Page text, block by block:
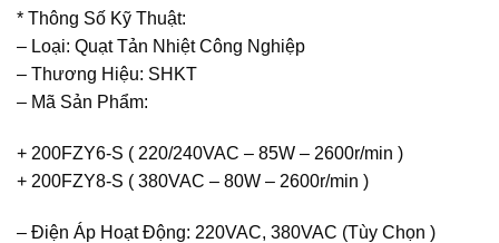
* Thông Số Kỹ Thuật:
– Loại: Quạt Tản Nhiệt Công Nghiệp
– Thương Hiệu: SHKT
– Mã Sản Phẩm:
+ 200FZY6-S ( 220/240VAC – 85W – 2600r/min )
+ 200FZY8-S ( 380VAC – 80W – 2600r/min )
– Điện Áp Hoạt Động: 220VAC, 380VAC (Tùy Chọn )